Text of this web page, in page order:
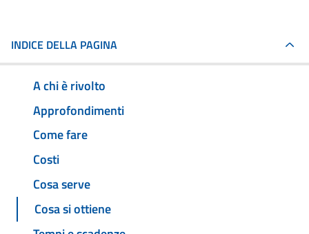
INDICE DELLA PAGINA
A chi è rivolto
Approfondimenti
Come fare
Costi
Cosa serve
Cosa si ottiene